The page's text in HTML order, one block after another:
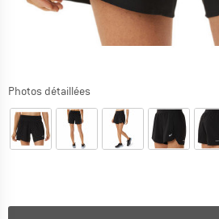
Photos détaillées